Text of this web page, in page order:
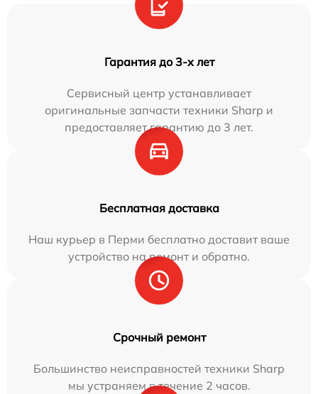
Гарантия до 3-х лет
Сервисный центр устанавливает
оригинальные запчасти техники Sharp и
предоставляет гарантию до 3 лет.
Бесплатная доставка
Наш курьер в Перми бесплатно доставит ваше
устройство на ремонт и обратно.
Срочный ремонт
Большинство неисправностей техники Sharp
мы устраняем в течение 2 часов.